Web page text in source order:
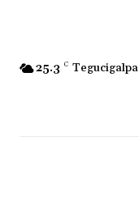
25.3 C Tegucigalpa